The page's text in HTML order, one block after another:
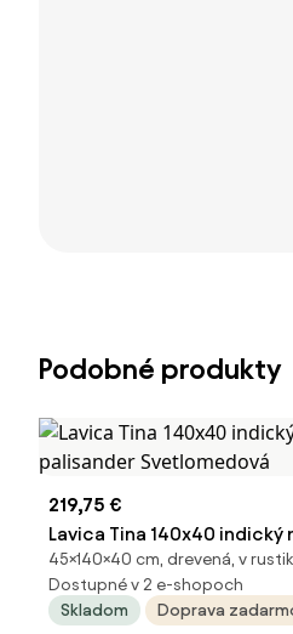
Podobné produkty
219,75 €
Lavica Tina 140x40 indický
palisander Svetlomedová
45×140×40 cm, drevená, v
Dostupné v 2 e-shopoch
Skladom
Doprava